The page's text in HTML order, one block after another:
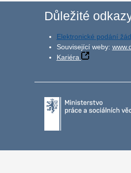
Důležité
Elektronické podání
Související weby:
Kariéra